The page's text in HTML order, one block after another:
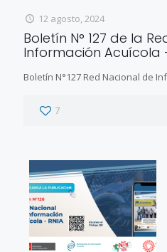
12 agosto, 2024
Boletín N° 127 de la
Información Acuícola
Boletín N°127 Red Nacional de
7